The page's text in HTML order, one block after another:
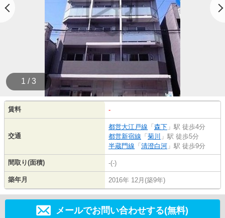
1 / 3
賃料 -
交通
都営大江戸線 「 森下 」駅 徒歩4分
都営新宿線 「 菊川 」駅 徒歩5分
半蔵門線 「 清澄白河 」駅 徒歩9分
間取り(面積) -(-)
築年月 2016年 12月(築9年)
メールでお問い合わせする(無料)